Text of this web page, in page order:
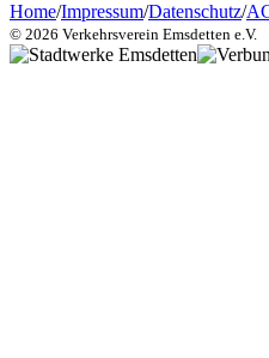
Home/Impressum/Datenschutz/
© 2026 Verkehrsverein Emsdetten e.V.